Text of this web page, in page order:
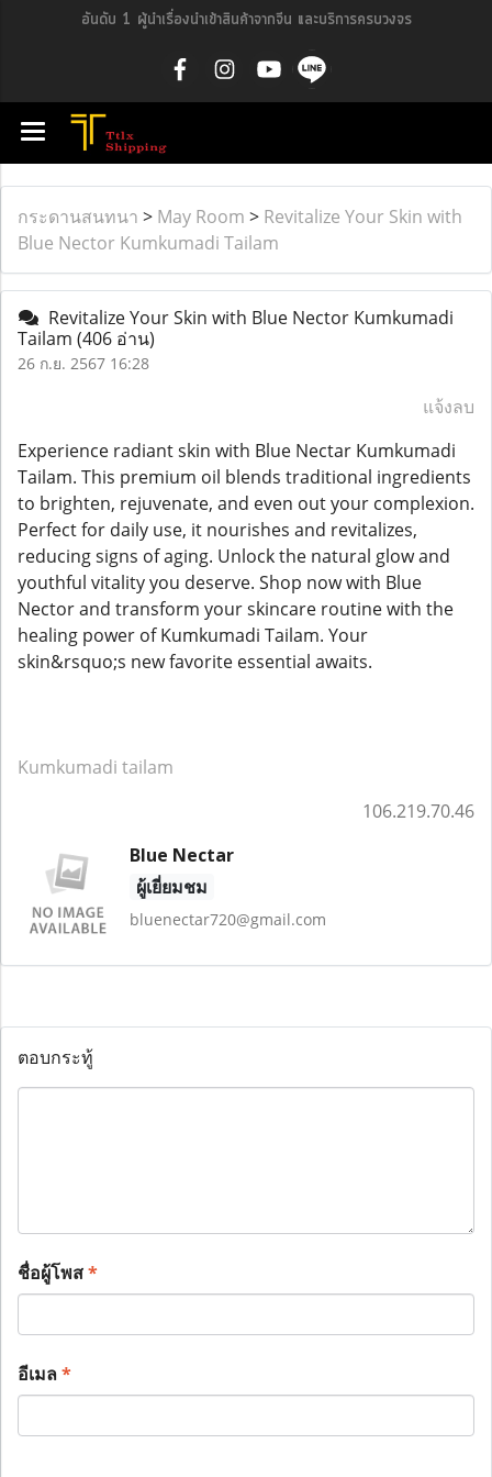
อันดับ 1 ผู้นำเรื่องนำเข้าสินค้าจากจีน และบริการครบวงจร
กระดานสนทนา > May Room > Revitalize Your Skin with
Blue Nector Kumkumadi Tailam
Revitalize Your Skin with Blue Nector Kumkumadi
Tailam (406 อ่าน)
26 ก.ย. 2567 16:28
แจ้งลบ
Experience radiant skin with Blue Nectar Kumkumadi
Tailam. This premium oil blends traditional ingredients
to brighten, rejuvenate, and even out your complexion.
Perfect for daily use, it nourishes and revitalizes,
reducing signs of aging. Unlock the natural glow and
youthful vitality you deserve. Shop now with Blue
Nector and transform your skincare routine with the
healing power of Kumkumadi Tailam. Your
skin&rsquo;s new favorite essential awaits.
Kumkumadi tailam
106.219.70.46
Blue Nectar
ผู้เยี่ยมชม
bluenectar720@gmail.com
ตอบกระทู้
ชื่อผู้โพส*
อีเมล*